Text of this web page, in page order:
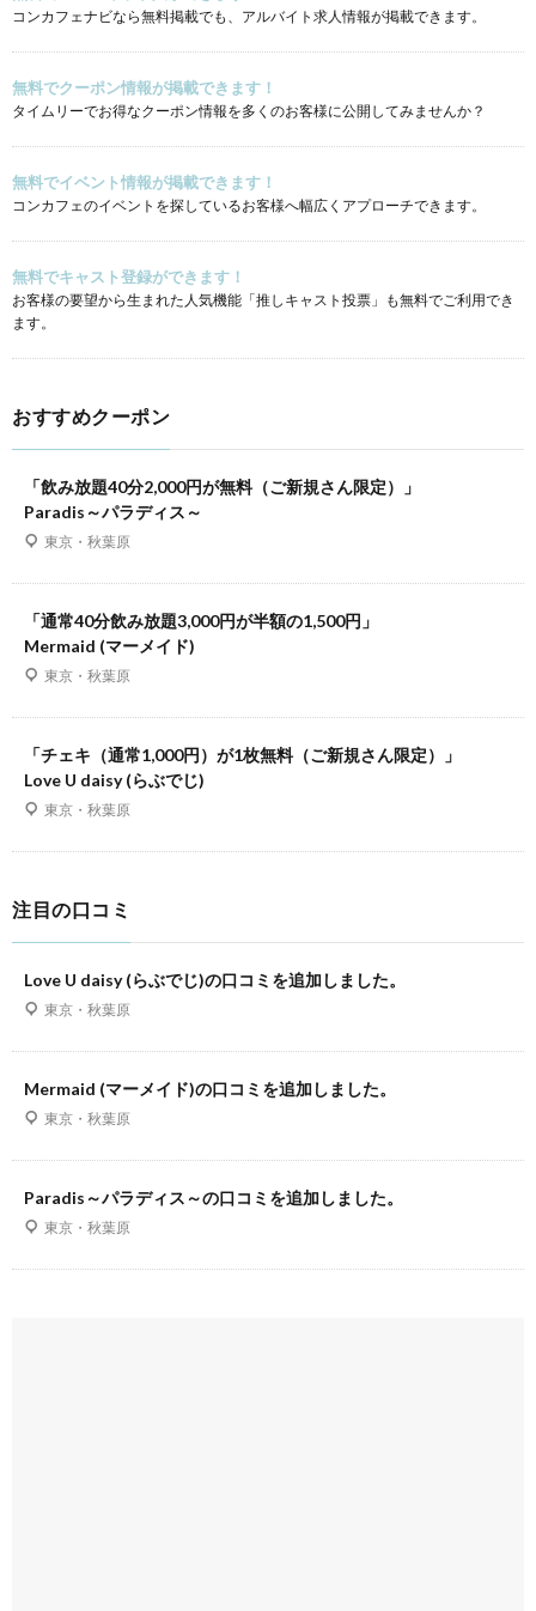
コンカフェナビなら無料掲載でも、アルバイト求人情報が掲載できます。
無料でクーポン情報が掲載できます！
タイムリーでお得なクーポン情報を多くのお客様に公開してみませんか？
無料でイベント情報が掲載できます！
コンカフェのイベントを探しているお客様へ幅広くアプローチできます。
無料でキャスト登録ができます！
お客様の要望から生まれた人気機能「推しキャスト投票」も無料でご利用でき
ます。
おすすめクーポン
「飲み放題40分2,000円が無料（ご新規さん限定）」
Paradis～パラディス～
東京・秋葉原
「通常40分飲み放題3,000円が半額の1,500円」
Mermaid (マーメイド)
東京・秋葉原
「チェキ（通常1,000円）が1枚無料（ご新規さん限定）」
Love U daisy (らぶでじ)
東京・秋葉原
注目の口コミ
Love U daisy (らぶでじ)の口コミを追加しました。
東京・秋葉原
Mermaid (マーメイド)の口コミを追加しました。
東京・秋葉原
Paradis～パラディス～の口コミを追加しました。
東京・秋葉原